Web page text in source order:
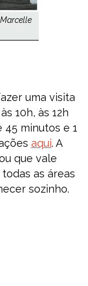
uma visita
10h, às 12h
45 minutos e 1
aqui. A
que vale
as áreas
sozinho.